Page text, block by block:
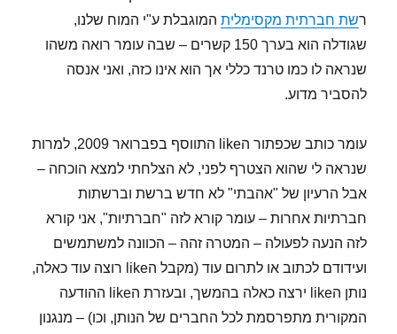
רשת חברתית מקסימלית המוגבלת ע"י המוח שלנו,
שגודלה הוא בערך 150 קשרים – שבה עומר רואה משהו
שנראה לו כמו טרנד כללי אך הוא אינו כזה, ואני אנסה
להסביר מדוע.
עומר כותב שכפתור הlike התווסף בפברואר 2009, למרות
שנראה לי שהוא הצטרף לפני, לא הצלחתי למצא הוכחה –
אבל הרעיון של "אהבתי" לא חדש ברשת וברשתות
חברתיות אחרות – עומר קורא לזה "חברתיות", אני קורא
לזה הנעה לפעולה – המטרה זהה – הכוונה למשתמשים
ועידודם לכתוב או לתרום עוד (מקבל הlike רוצה עוד כאלה,
נותן הlike ירצה כאלה בהמשך, ובעזרת הlike ההודעה
המקורית מתפרסמת לכל החברים של הנותן, וכו) – מנגנון